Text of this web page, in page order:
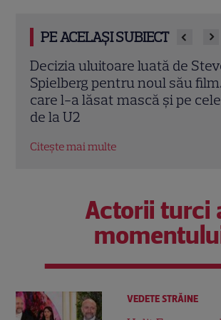
PE ACELAȘI SUBIECT
Thrillerul „Tuner” cu Leo
Dustin Hoffman ajunge în
despre filmul unde un
devine spărgător de seifuri
Citește mai multe
Actorii turci
VEDETE STRĂINE